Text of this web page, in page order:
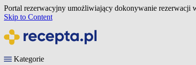
Portal rezerwacyjny umożliwiający dokonywanie rezerwacji
Skip to Content
Kategorie